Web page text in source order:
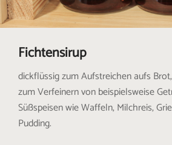
Fichtensirup
dickflüssig zum Aufstreichen aufs
zum Verfeinern von beispielsweise
Süßspeisen wie Waffeln, Milchreis,
Pudding.